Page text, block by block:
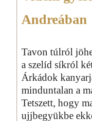
Andreában
Tavon túlról
a szelíd síkról
Árkádok
minduntalan a
Tetszett, hogy
ujjbegyükbe